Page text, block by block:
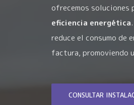
ofrecemos soluciones
eficiencia energética
reduce el consumo de
factura, promoviendo
CONSULTAR